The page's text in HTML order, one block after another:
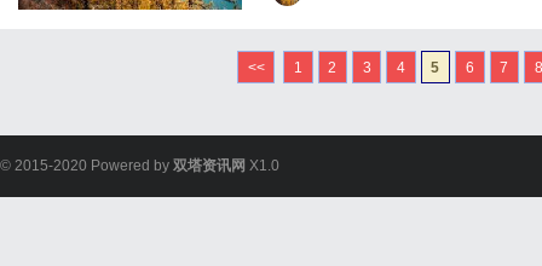
<< 1 2 3 4 5 6 7 8
© 2015-2020 Powered by 双塔资讯网 X1.0